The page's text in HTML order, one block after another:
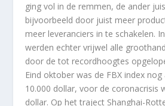
ging vol in de remmen, de ander
bijvoorbeeld door juist meer
meer leveranciers in te schakelen.
werden echter vrijwel alle
door de tot recordhoogtes
Eind oktober was de FBX index
10.000 dollar, voor de coronacrisis
dollar. Op het traject Shanghai-